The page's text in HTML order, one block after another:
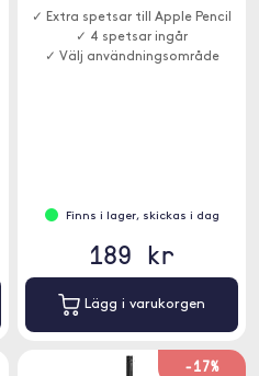
✓ Extra spetsar till Apple Pencil
✓ 4 spetsar ingår
✓ Välj användningsområde
Finns i lager, skickas i dag
189 kr
Lägg i varukorgen
-17%